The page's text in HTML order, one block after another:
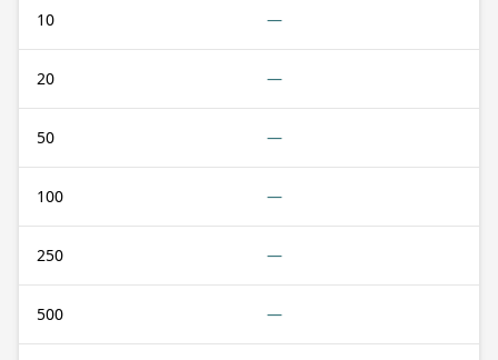
10 —
20 —
50 —
100 —
250 —
500 —